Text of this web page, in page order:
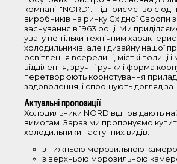
101-200 л
201-250 л
251-350 л
350-700 л
Висота
0-85 см
86-150 см
181-210 см
компанії "NORD". Підприємство є
виробників на ринку Східної Європи
заснування в 1963 році. Ми
увагу не тільки технічним
холодильників, але і дизайну нашої
освітлення всередині, місткі полиці
відділення, зручні ручки і форма
перетворюють користування
задоволення, і спрощують догляд за
Актуальні пропозиції
Холодильники NORD відповідають
вимогам. Зараз ми пропонуємо
холодильники наступних видів:
з нижньою морозильною
з верхньою морозильною